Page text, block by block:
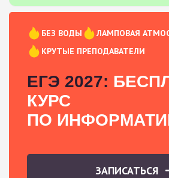
БЕЗ ВОДЫ
ЛАМПОВАЯ
КРУТЫЕ ПРЕПОДАВАТЕЛИ
ЕГЭ 2027:
КУРС
ПО
ЗАПИСАТЬСЯ